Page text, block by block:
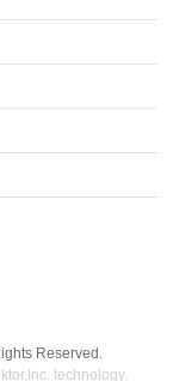
Reserved.
technology.